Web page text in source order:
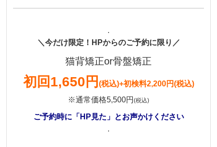
.
＼今だけ限定！HPからのご予約に限り／
猫背矯正or骨盤矯正
初回1,650円 (税込)+初検料2,200円(税込)
※通常価格5,500円 (税込)
ご予約時に「HP見た」とお声かけください
.